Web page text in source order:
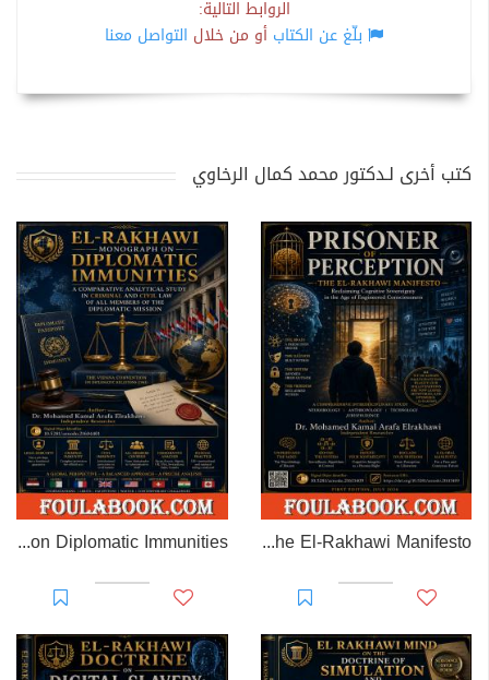
الروابط التالية:
بلّغ عن الكتاب أو من خلال التواصل معنا
كتب أخرى لـدكتور محمد كمال الرخاوي
Prisoner of Perception: The El-Rakhawi Manifesto
EL-RAKHAWI MONOGRAPH on Diplomatic Immunities